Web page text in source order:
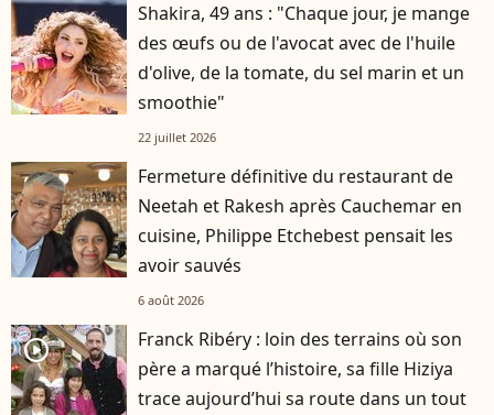
Shakira, 49 ans : "Chaque jour, je mange
des œufs ou de l'avocat avec de l'huile
d'olive, de la tomate, du sel marin et un
smoothie"
22 juillet 2026
Fermeture définitive du restaurant de
Neetah et Rakesh après Cauchemar en
cuisine, Philippe Etchebest pensait les
avoir sauvés
6 août 2026
player2
Franck Ribéry : loin des terrains où son
père a marqué l’histoire, sa fille Hiziya
trace aujourd’hui sa route dans un tout